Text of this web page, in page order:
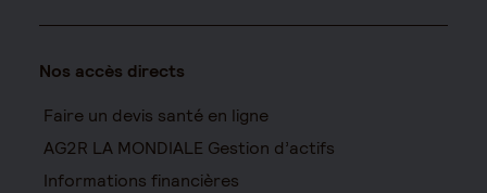
Nos accès directs
Faire un devis santé en ligne
AG2R LA MONDIALE Gestion d’actifs
Informations financières